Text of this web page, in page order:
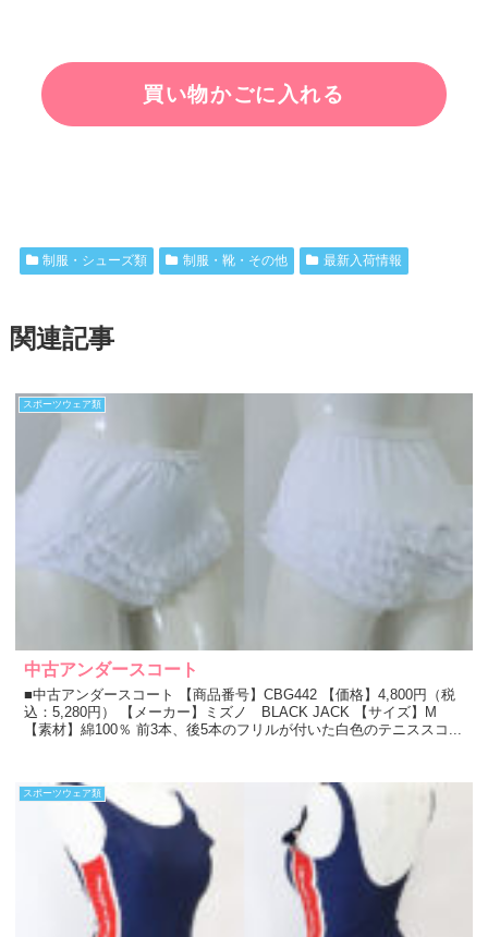
制服・シューズ類 制服・靴・その他 最新入荷情報
関連記事
スポーツウェア類
中古アンダースコート
■中古アンダースコート 【商品番号】CBG442 【価格】4,800円（税
込：5,280円） 【メーカー】ミズノ BLACK JACK 【サイズ】M
【素材】綿100％ 前3本、後5本のフリルが付いた白色のテニススコ...
スポーツウェア類